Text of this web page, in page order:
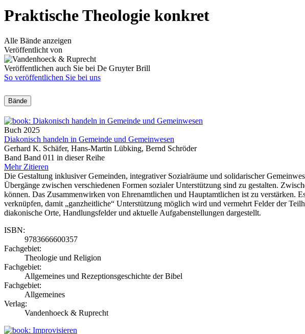
Praktische Theologie konkret
Alle Bände anzeigen
Veröffentlicht von
Veröffentlichen auch Sie bei De Gruyter Brill
So veröffentlichen Sie bei uns
Bände
Buch 2025
Diakonisch handeln in Gemeinde und Gemeinwesen
Gerhard K. Schäfer, Hans-Martin Lübking, Bernd Schröder
Band Band 011 in dieser Reihe
Mehr Zitieren
Die Gestaltung inklusiver Gemeinden, integrativer Sozialräume und solidarischer
Übergänge zwischen verschiedenen Formen sozialer Unterstützung sind zu gestalten.
können. Das Zusammenwirken von Ehrenamtlichen und Hauptamtlichen ist zu verstärken.
verknüpfen, damit „ganzheitliche“ Unterstützung möglich wird und vermehrt Felder der
diakonische Orte, Handlungsfelder und aktuelle Aufgabenstellungen dargestellt.
ISBN:
9783666600357
Fachgebiet:
Theologie und Religion
Fachgebiet:
Allgemeines und Rezeptionsgeschichte der Bibel
Fachgebiet:
Allgemeines
Verlag:
Vandenhoeck & Ruprecht